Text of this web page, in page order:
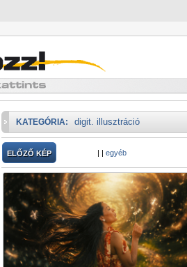
KATEGÓRIA: digit. illusztráció
ELŐZŐ KÉP | | egyéb